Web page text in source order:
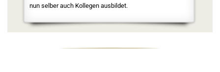
nun selber auch Kollegen ausbildet.